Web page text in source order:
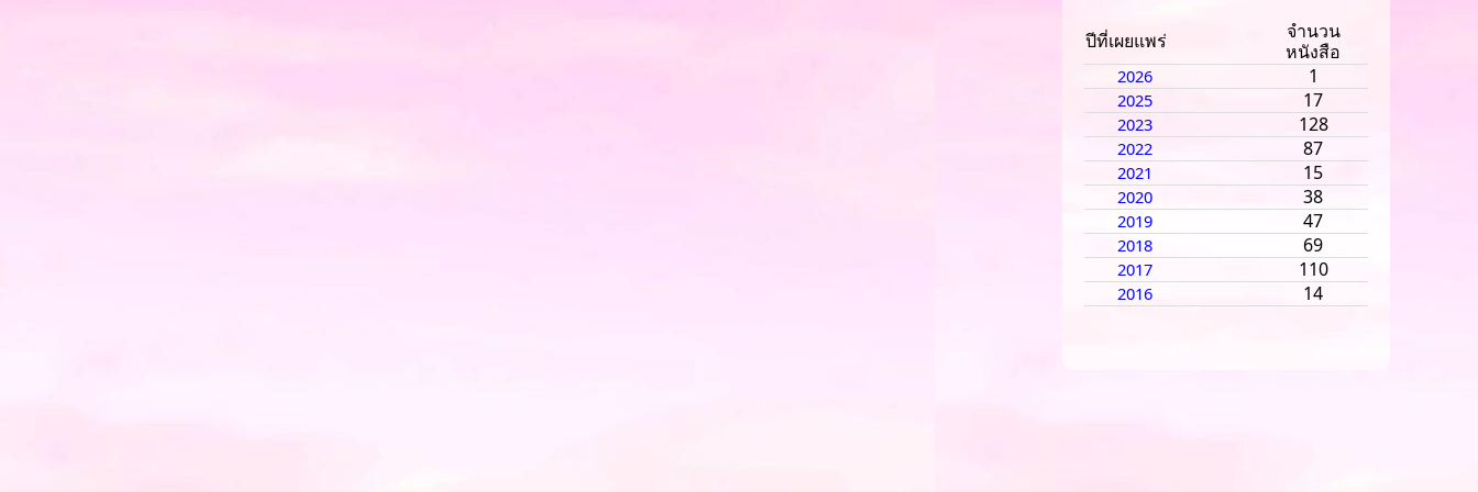
ปีที่เผยแพร่
จำนวน
หนังสือ
2026 1
2025 17
2023 128
2022 87
2021 15
2020 38
2019 47
2018 69
2017 110
2016 14